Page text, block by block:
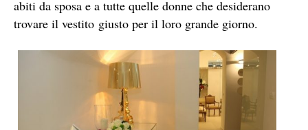
abiti da sposa e a tutte quelle donne che desiderano
trovare il vestito giusto per il loro grande giorno.